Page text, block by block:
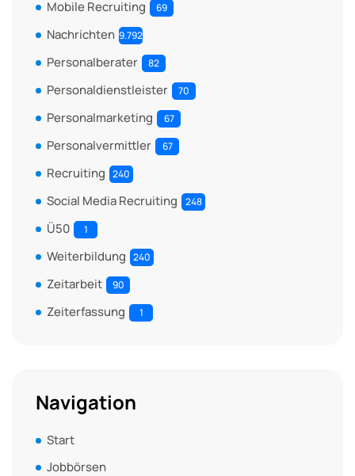
Mobile Recruiting 69
Nachrichten 9.792
Personalberater 82
Personaldienstleister 70
Personalmarketing 67
Personalvermittler 67
Recruiting 240
Social Media Recruiting 248
Ü50 1
Weiterbildung 240
Zeitarbeit 90
Zeiterfassung 1
Navigation
Start
Jobbörsen